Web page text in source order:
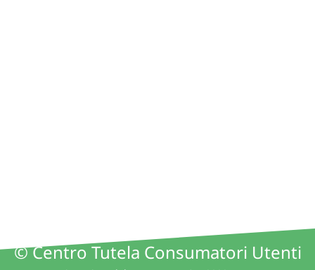
© Centro Tutela Consumatori Utenti